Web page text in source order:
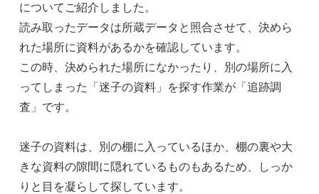
についてご紹介しました。
読み取ったデータは所蔵データと照合させて、決めら
れた場所に資料があるかを確認しています。
この時、決められた場所になかったり、別の場所に入
ってしまった「迷子の資料」を探す作業が「追跡調
査」です。
迷子の資料は、別の棚に入っているほか、棚の裏や大
きな資料の隙間に隠れているものもあるため、しっか
りと目を凝らして探しています。